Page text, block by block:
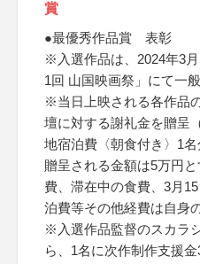
賞
●最優秀作品賞 表彰
※入選作品は、2024年3
1回 山国映画祭」にて一
※当日上映される各作品
壇に対する謝礼金を贈呈
地宿泊費〈朝食付き〉1名
贈呈される金額は5万円
費、滞在中の食費、3月
泊費等その他経費は自身
※入選作品監督のスカラ
ら、1名に次作制作支援